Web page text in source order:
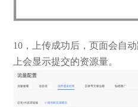
10，上传成功后，页面会自
上会显示提交的资源量。